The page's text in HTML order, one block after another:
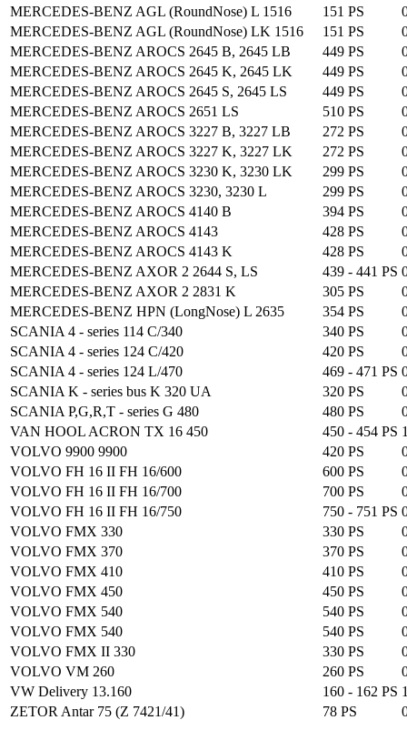
MERCEDES-BENZ AGL (RoundNose) L 1516
151 PS
MERCEDES-BENZ AGL (RoundNose) LK 1516
151 PS
MERCEDES-BENZ AROCS 2645 B, 2645 LB
449 PS
MERCEDES-BENZ AROCS 2645 K, 2645 LK
449 PS
MERCEDES-BENZ AROCS 2645 S, 2645 LS
449 PS
MERCEDES-BENZ AROCS 2651 LS
510 PS
MERCEDES-BENZ AROCS 3227 B, 3227 LB
272 PS
MERCEDES-BENZ AROCS 3227 K, 3227 LK
272 PS
MERCEDES-BENZ AROCS 3230 K, 3230 LK
299 PS
MERCEDES-BENZ AROCS 3230, 3230 L
299 PS
MERCEDES-BENZ AROCS 4140 B
394 PS
MERCEDES-BENZ AROCS 4143
428 PS
MERCEDES-BENZ AROCS 4143 K
428 PS
MERCEDES-BENZ AXOR 2 2644 S, LS
439 - 441 PS
MERCEDES-BENZ AXOR 2 2831 K
305 PS
MERCEDES-BENZ HPN (LongNose) L 2635
354 PS
SCANIA 4 - series 114 C/340
340 PS
SCANIA 4 - series 124 C/420
420 PS
SCANIA 4 - series 124 L/470
469 - 471 PS
SCANIA K - series bus K 320 UA
320 PS
SCANIA P,G,R,T - series G 480
480 PS
VAN HOOL ACRON TX 16 450
450 - 454 PS
VOLVO 9900 9900
420 PS
VOLVO FH 16 II FH 16/600
600 PS
VOLVO FH 16 II FH 16/700
700 PS
VOLVO FH 16 II FH 16/750
750 - 751 PS
VOLVO FMX 330
330 PS
VOLVO FMX 370
370 PS
VOLVO FMX 410
410 PS
VOLVO FMX 450
450 PS
VOLVO FMX 540
540 PS
VOLVO FMX 540
540 PS
VOLVO FMX II 330
330 PS
VOLVO VM 260
260 PS
VW Delivery 13.160
160 - 162 PS
ZETOR Antar 75 (Z 7421/41)
78 PS